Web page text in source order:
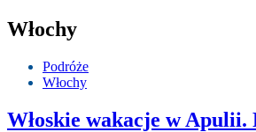
Włochy
Podróże
Włochy
Włoskie wakacje w